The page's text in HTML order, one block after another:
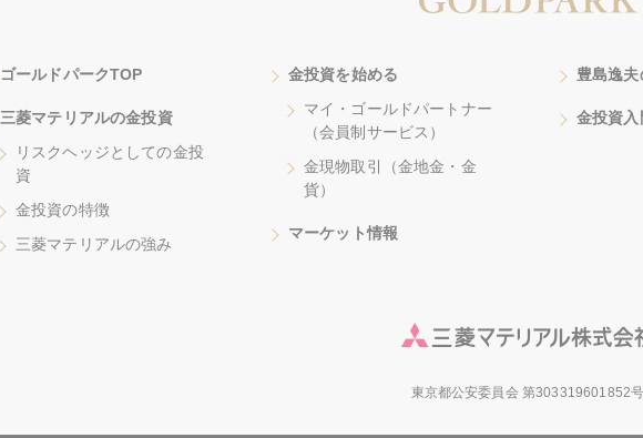
ゴールドパークTOP
三菱マテリアルの金投資
リスクヘッジとしての金投
資
金投資の特徴
三菱マテリアルの強み
金投資を始める
マイ・ゴールドパートナー
（会員制サービス）
金現物取引（金地金・金
貨）
マーケット情報
豊島逸
金投資入
東京都公安委員会 第303319601852号